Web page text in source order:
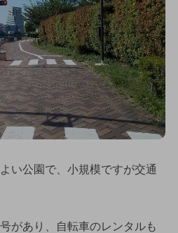
い公園で、小規模ですが交通
があり、自転車のレンタルも